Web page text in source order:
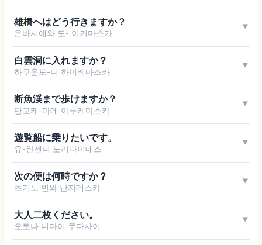
雄橋へはどう行きますか？
온바시에와 도- 이키마스카
▼
白雲洞に入れますか？
하쿠운도-니 하이레마스카
▼
断魚渓まで歩けますか？
단교케-마데 아루케마스카
▼
遊覧船に乗りたいです。
유-란센니 노리타이데스
▼
次の便は何時ですか？
츠기노 빈와 난지데스카
▼
大人二枚ください。
오토나 니마이 쿠다사이
▼